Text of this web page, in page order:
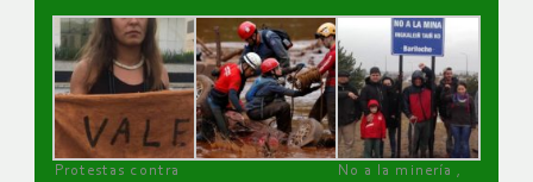
Protestas contra
No a la minería ,